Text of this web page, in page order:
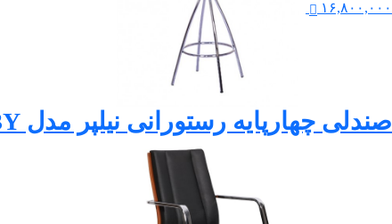
۱۶,۸۰۰,۰۰۰
صندلی چهارپایه رستورانی نیلپر مدل REB 433Y